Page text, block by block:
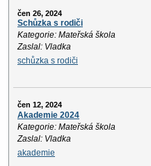
čen 26, 2024
Schůzka s rodiči
Kategorie: Mateřská škola
Zaslal: Vladka
schůzka s rodiči
čen 12, 2024
Akademie 2024
Kategorie: Mateřská škola
Zaslal: Vladka
akademie